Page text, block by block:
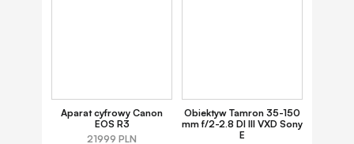
Aparat cyfrowy Canon
EOS R3
21999 PLN
Obiektyw Tamron 35-150
mm f/2-2.8 DI III VXD Sony
E